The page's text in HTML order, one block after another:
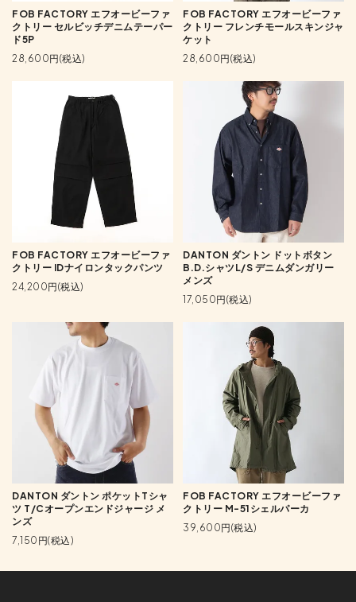
FOB FACTORY エフオービーファ
クトリー セルビッチデニムテーパー
ド5P
28,600円(税込)
FOB FACTORY エフオービーファ
クトリー フレンチモールスキンジャ
ケット
28,600円(税込)
FOB FACTORY エフオービーファ
クトリー IDナイロンタックパンツ
24,200円(税込)
DANTON ダントン ドットボタン
B.D.シャツL/S デニムダンガリー
メンズ
17,050円(税込)
DANTON ダントン ポケットTシャ
ツ T/Cオープンエンドジャージ メ
ンズ
7,150円(税込)
FOB FACTORY エフオービーファ
クトリー M-51シェルパーカ
39,600円(税込)